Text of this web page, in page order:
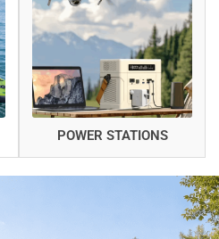
POWER STATIONS